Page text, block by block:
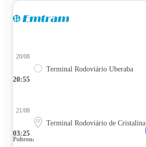
20:55
20/08
Terminal Rodoviário Uberaba
03:25
21/08
Terminal Rodoviário de Cristalina
Poltrona